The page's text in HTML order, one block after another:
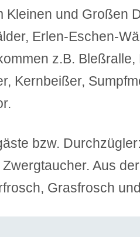
Kleinen und Großen
Erlen-Eschen-
z.B.
Kernbeißer,
bzw.
Aus
Grasfrosch